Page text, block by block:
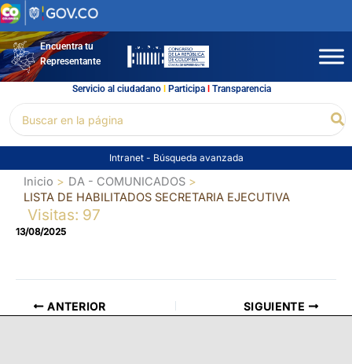
Ir
al
contenidoEncuentra tu
Representante
Servicio al ciudadano l Participal Transparencia
por:
Intranet - Búsqueda avanzada
Inicio
DA - COMUNICADOS
LISTA DE HABILITADOS SECRETARIA EJECUTIVA
Visitas: 97
13/08/2025
ANTERIOR SIGUIENTE